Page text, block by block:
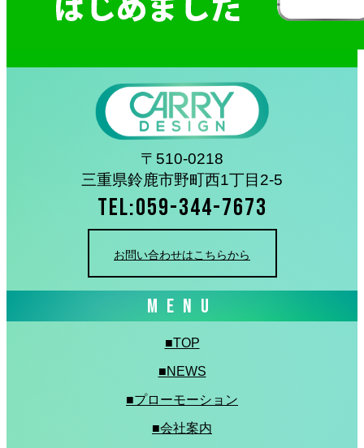
〒510-0218
三重県鈴鹿市野町西1丁目2-5
TEL:059-344-7673
お問い合わせはこちらから
MENU
■TOP
■NEWS
■プローモーション
■会社案内